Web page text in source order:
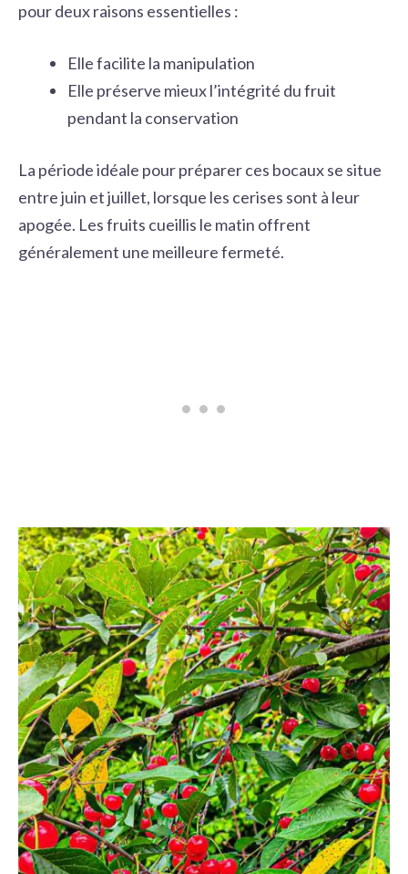
pour deux raisons essentielles :
Elle facilite la manipulation
Elle préserve mieux l’intégrité du fruit
pendant la conservation
La période idéale pourpréparer ces bocauxse situe
entre juin et juillet, lorsque les cerises sont à leur
apogée. Les fruits cueillis le matin offrent
généralement une meilleure fermeté.